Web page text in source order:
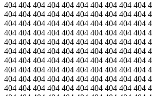
404 404 404 404 404 404 404 404 404 404
404 404 404 404 404 404 404 404 404 404
404 404 404 404 404 404 404 404 404 404
404 404 404 404 404 404 404 404 404 404
404 404 404 404 404 404 404 404 404 404
404 404 404 404 404 404 404 404 404 404
404 404 404 404 404 404 404 404 404 404
404 404 404 404 404 404 404 404 404 404
404 404 404 404 404 404 404 404 404 404
404 404 404 404 404 404 404 404 404 404